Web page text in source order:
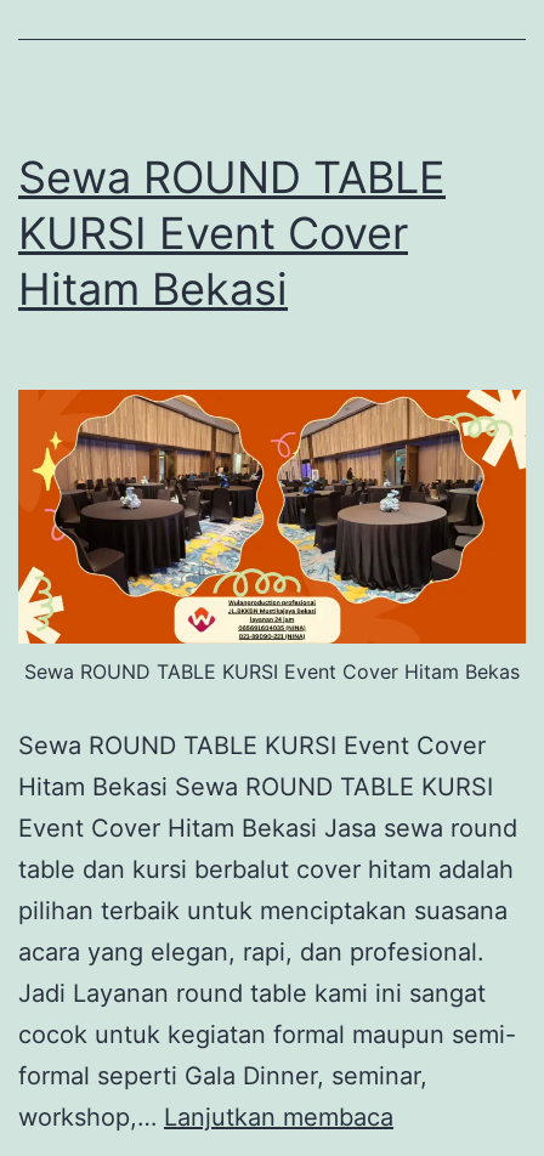
Sewa ROUND TABLE
KURSI Event Cover
Hitam Bekasi
Sewa ROUND TABLE KURSI Event Cover Hitam Bekas
Sewa ROUND TABLE KURSI Event Cover
Hitam Bekasi Sewa ROUND TABLE KURSI
Event Cover Hitam Bekasi Jasa sewa round
table dan kursi berbalut cover hitam adalah
pilihan terbaik untuk menciptakan suasana
acara yang elegan, rapi, dan profesional.
Jadi Layanan round table kami ini sangat
cocok untuk kegiatan formal maupun semi-
formal seperti Gala Dinner, seminar,
workshop,… Lanjutkan membaca